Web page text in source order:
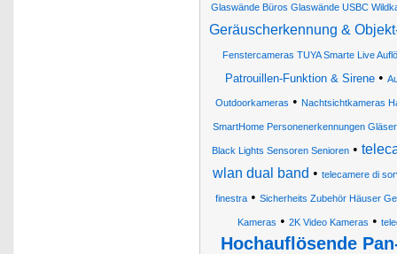
Glaswände Büros Glaswände USBC
Geräuscherkennung &
Fenstercameras TUYA Smarte Live
Patrouillen-Funktion & Sirene•
Outdoorkameras • Nachtsichtkameras
SmartHome Personenerkennungen
Black Lights Sensoren Senioren•
wlan dual band • telecamere di
finestra • Sicherheits Zubehör Häuser
Kameras • 2K Video Kameras •
Hochauflösende